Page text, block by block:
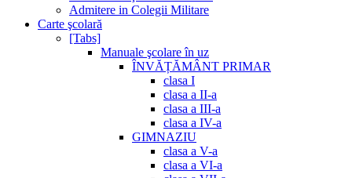
Admitere in Colegii Militare
Carte şcolară
[Tabs]
Manuale şcolare în uz
ÎNVĂȚĂMÂNT PRIMAR
clasa I
clasa a II-a
clasa a III-a
clasa a IV-a
GIMNAZIU
clasa a V-a
clasa a VI-a